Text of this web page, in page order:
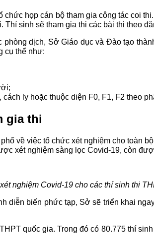
họp cán bộ tham gia công tác coi
sinh sẽ tham gia thi các bài thi theo
phòng dịch, Sở Giáo dục và Đào tạo
cụ thể như:
ly hoặc thuộc diện F0, F1, F2 theo
gia thi
về việc tổ chức xét nghiệm cho toàn
xét nghiệm sàng lọc Covid-19, còn
nghiệm Covid-19 cho các thí sinh thi
diễn biến phức tạp, Sở sẽ triển khai
quốc gia. Trong đó có 80.775 thí